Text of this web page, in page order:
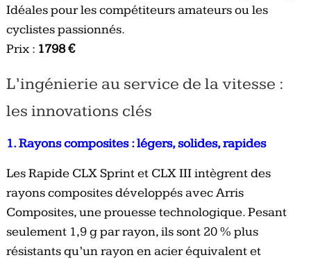
Idéales pour les compétiteurs amateurs ou les
cyclistes passionnés.
Prix : 1798 €
L’ingénierie au service de la vitesse :
les innovations clés
1. Rayons composites : légers, solides, rapides
Les Rapide CLX Sprint et CLX III intègrent des
rayons composites développés avec Arris
Composites, une prouesse technologique. Pesant
seulement 1,9 g par rayon, ils sont 20 % plus
résistants qu’un rayon en acier équivalent et